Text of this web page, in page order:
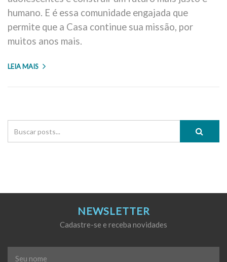
humano. E é essa comunidade engajada que
permite que a Casa continue sua missão, por
muitos anos mais.
LEIA MAIS
NEWSLETTER
Cadastre-se e receba novidades
Seu
nome